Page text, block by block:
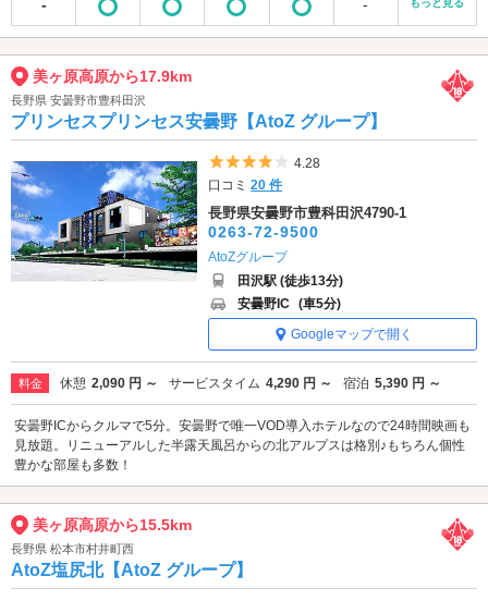
- - もっと見る
美ヶ原高原から17.9km
長野県 安曇野市豊科田沢
プリンセスプリンセス安曇野【AtoZ グループ】
5つ星のうち4
4.28
口コミ20 件
長野県安曇野市豊科田沢4790-1
0263-72-9500
AtoZグループ
田沢駅 (徒歩13分)
安曇野IC (車5分)
Googleマップで開く
料金 休憩 2,090 円 ～ サービスタイム 4,290 円 ～ 宿泊 5,390 円 ～
安曇野ICからクルマで5分。安曇野で唯一VOD導入ホテルなので24時間映画も
見放題。リニューアルした半露天風呂からの北アルプスは格別♪もちろん個性
豊かな部屋も多数！
美ヶ原高原から15.5km
長野県 松本市村井町西
AtoZ塩尻北【AtoZ グループ】